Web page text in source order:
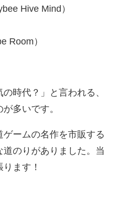
Hive Mind）
Room）
時代？」と言われる、
多いです。
ゲームの名作を市販する
のりがありました。当
ます！